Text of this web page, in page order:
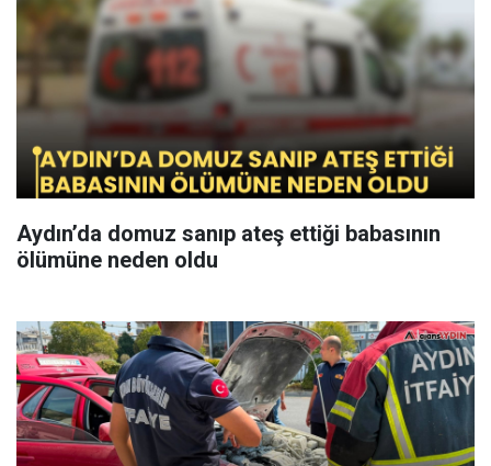
Aydın’da domuz sanıp ateş ettiği babasının
ölümüne neden oldu